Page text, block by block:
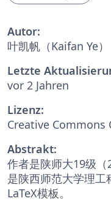
Autor:
叶凯帆（Kaifan Ye）
Letzte
vor 2 Jahren
Lizenz:
Creative Commons
Abstrakt:
作者是陕师大19级
是陕西师范大学理
LaTeX模板。